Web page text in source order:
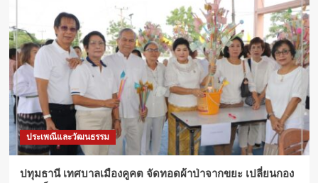
ประเพณีและวัฒนธรรม
ปทุมธานี เทศบาลเมืองคูคต จัดทอดผ้าป่าจากขยะ เปลี่ยนกอง